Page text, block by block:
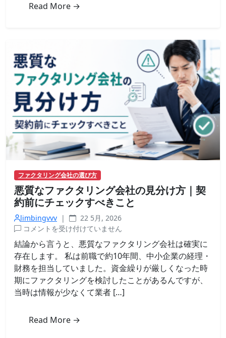
が
き
に
で
き
る
3
つ
の
対
策
は
Read More →
ファクタリング会社の選び方
悪質なファクタリング会社の見分け方｜契
約前にチェックすべきこと
limbingvvv |
22 5月, 2026
悪
質
な
フ
ァ
ク
タ
グ
コメントを受け付けていません
結論から言うと、悪質なファクタリング会社は確実に
存在します。 私は前職で約10年間、中小企業の経理・
財務を担当していました。資金繰りが厳しくなった時
期にファクタリングを検討したことがあるんですが、
当時は情報が少なくて業者 […]
Read More →